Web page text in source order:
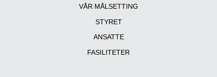
VÅR MÅLSETTING
STYRET
ANSATTE
FASILITETER